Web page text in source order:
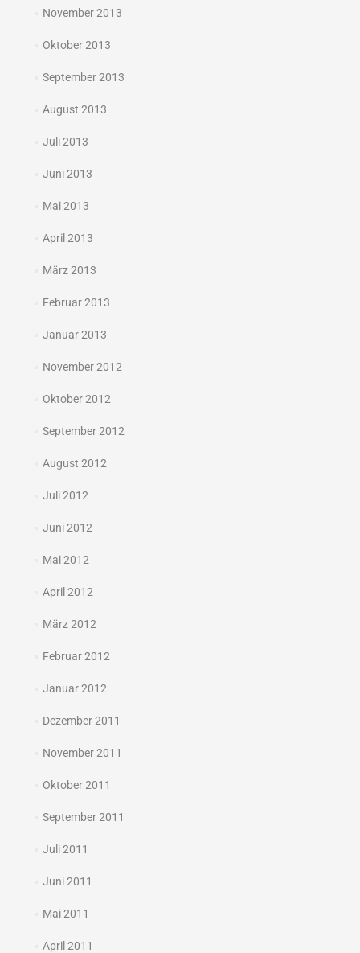
November 2013
Oktober 2013
September 2013
August 2013
Juli 2013
Juni 2013
Mai 2013
April 2013
März 2013
Februar 2013
Januar 2013
November 2012
Oktober 2012
September 2012
August 2012
Juli 2012
Juni 2012
Mai 2012
April 2012
März 2012
Februar 2012
Januar 2012
Dezember 2011
November 2011
Oktober 2011
September 2011
Juli 2011
Juni 2011
Mai 2011
April 2011